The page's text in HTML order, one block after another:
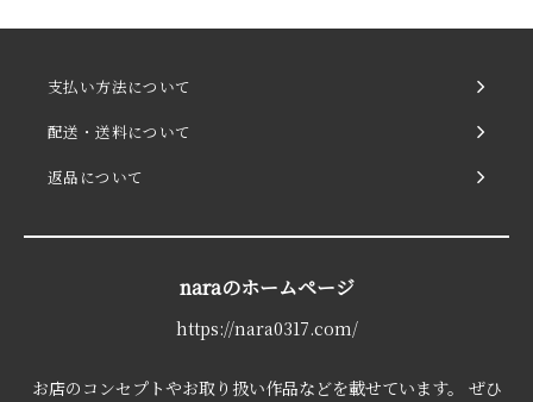
支払い方法について
配送・送料について
返品について
naraのホームページ
https://nara0317.com/
お店のコンセプトやお取り扱い作品などを載せています。 ぜひ